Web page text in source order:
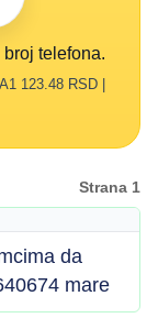
broj telefona.
123.48 RSD |
Strana 1
da
mare